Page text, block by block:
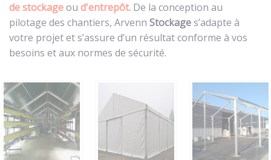
de stockageou d'entrepôt. De la conception au
pilotage des chantiers, Arvenn Stockages’adapte à
votre projet et s’assure d’un résultat conforme à vos
besoins et aux normes de sécurité.